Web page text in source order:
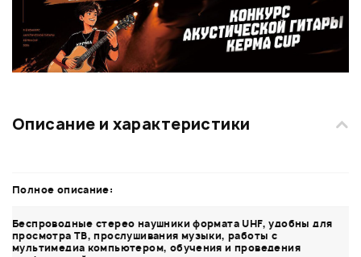
Описание и характеристики
Полное описание:
Беспроводные стерео наушники формата UHF, удобны для
просмотра ТВ, прослушивания музыки, работы с
мультимедиа компьютером, обучения и проведения